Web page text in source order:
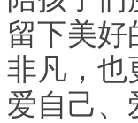
留下美好
非凡，也
爱自己、